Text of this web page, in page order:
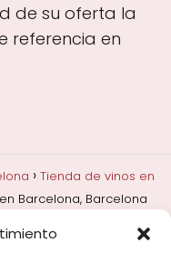
de su oferta la
referencia en
Tienda de vinos en
Barcelona, Barcelona
y marcas de